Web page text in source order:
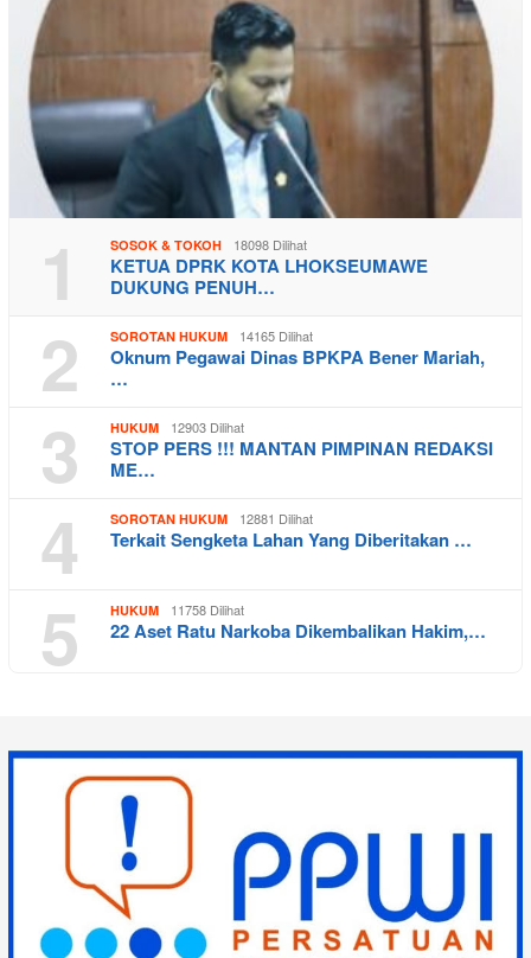
1 SOSOK & TOKOH 18098 Dilihat
KETUA DPRK KOTA LHOKSEUMAWE
DUKUNG PENUH…
2 SOROTAN HUKUM 14165 Dilihat
Oknum Pegawai Dinas BPKPA Bener Mariah,
…
3 HUKUM 12903 Dilihat
STOP PERS !!! MANTAN PIMPINAN REDAKSI
ME…
4 SOROTAN HUKUM 12881 Dilihat
Terkait Sengketa Lahan Yang Diberitakan …
5 HUKUM 11758 Dilihat
22 Aset Ratu Narkoba Dikembalikan Hakim,…